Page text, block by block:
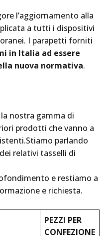
l’aggiornamento alla
a tutti i dispositivi
I parapetti forniti
in Italia ad essere
nuova normativa.
nostra gamma di
prodotti che vanno a
parlando
relativi tasselli di
e restiamo a
e richiesta.
PEZZI PER
CONFEZIONE